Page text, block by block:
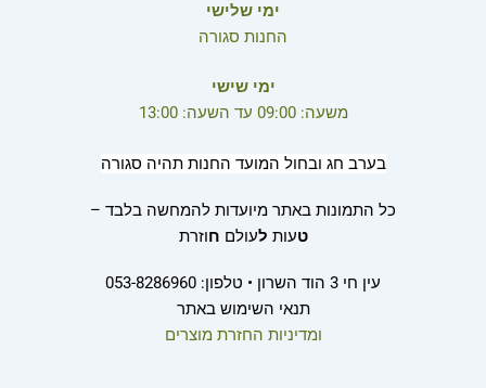
ימי שלישי
החנות סגורה
ימי שישי
משעה: 09:00 עד השעה: 13:00
בערב חג ובחול המועד החנות תהיה סגורה
כל התמונות באתר מיועדות להמחשה בלבד –
טעות לעולם חוזרת
עין חי 3 הוד השרון • טלפון: 053-8286960
תנאי השימוש באתר
ומדיניות החזרת מוצרים